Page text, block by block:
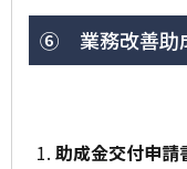
⑥ 業務改善助
助成金交付申請